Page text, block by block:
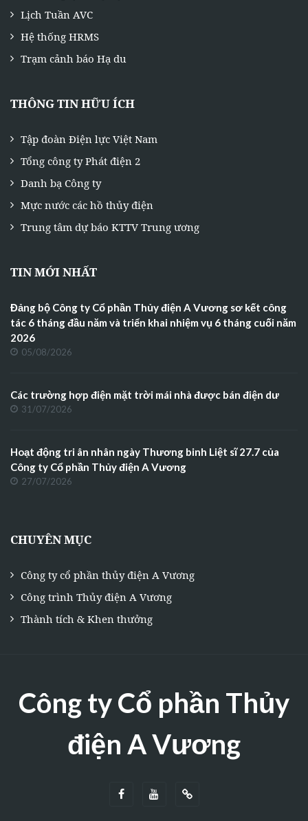
Lịch Tuần AVC
Hệ thống HRMS
Trạm cảnh báo Hạ du
THÔNG TIN HỮU ÍCH
Tập đoàn Điện lực Việt Nam
Tổng công ty Phát điện 2
Danh bạ Công ty
Mực nước các hồ thủy điện
Trung tâm dự báo KTTV Trung ương
TIN MỚI NHẤT
Đảng bộ Công ty Cổ phần Thủy điện A Vương sơ kết công
tác 6 tháng đầu năm và triển khai nhiệm vụ 6 tháng cuối năm
2026
05/08/2026
Các trường hợp điện mặt trời mái nhà được bán điện dư
31/07/2026
Hoạt động tri ân nhân ngày Thương binh Liệt sĩ 27.7 của
Công ty Cổ phần Thủy điện A Vương
27/07/2026
CHUYÊN MỤC
Công ty cổ phần thủy điện A Vương
Công trình Thủy điện A Vương
Thành tích & Khen thưởng
Công ty Cổ phần Thủy
điện A Vương